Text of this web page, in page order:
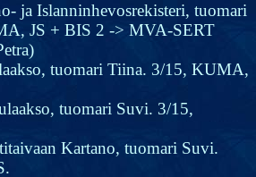
ja Islanninhevosrekisteri, tuomari
JS + BIS 2 -> MVA-SERT
tuomari Tiina. 3/15, KUMA,
tuomari Suvi. 3/15,
Kartano, tuomari Suvi.